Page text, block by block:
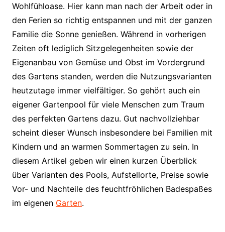
Wohlfühloase. Hier kann man nach der Arbeit oder in
den Ferien so richtig entspannen und mit der ganzen
Familie die Sonne genießen. Während in vorherigen
Zeiten oft lediglich Sitzgelegenheiten sowie der
Eigenanbau von Gemüse und Obst im Vordergrund
des Gartens standen, werden die Nutzungsvarianten
heutzutage immer vielfältiger. So gehört auch ein
eigener Gartenpool für viele Menschen zum Traum
des perfekten Gartens dazu. Gut nachvollziehbar
scheint dieser Wunsch insbesondere bei Familien mit
Kindern und an warmen Sommertagen zu sein. In
diesem Artikel geben wir einen kurzen Überblick
über Varianten des Pools, Aufstellorte, Preise sowie
Vor- und Nachteile des feuchtfröhlichen Badespaßes
im eigenen Garten.